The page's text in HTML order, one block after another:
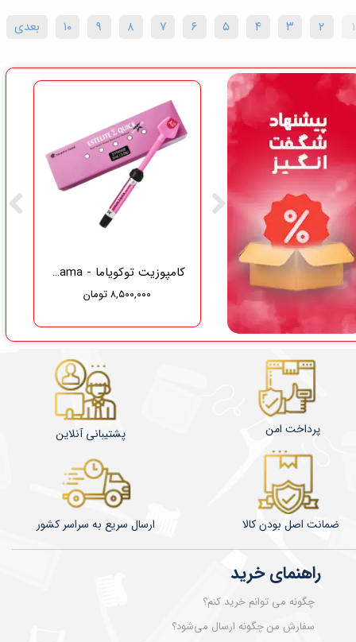
۱ ۲ ۳ ۴ ۵ ۶ ۷ ۸ ۹ ۱۰ بعدی
کامپوزیت توکویاما - Tokuyama
۸,۵۰۰,۰۰۰ تومان
گاز دندانپزشکی نفیس طب سلامت
۳۷۵,۰۰۰ تومان
راهنمای خرید
چگونه می توانم خرید کنم؟
سفارش من چگونه ارسال می‌شود؟
​​​​ارسال سریع به سراسر کشور ضمانت اصل بودن کالا
پشتیبانی آنلاین پرداخت امن